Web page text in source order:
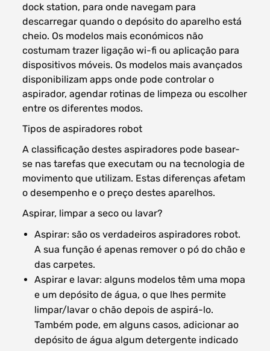
dock station, para onde navegam para
descarregar quando o depósito do aparelho está
cheio. Os modelos mais económicos não
costumam trazer ligação wi-fi ou aplicação para
dispositivos móveis. Os modelos mais avançados
disponibilizam apps onde pode controlar o
aspirador, agendar rotinas de limpeza ou escolher
entre os diferentes modos.
Tipos de aspiradores robot
A classificação destes aspiradores pode basear-
se nas tarefas que executam ou na tecnologia de
movimento que utilizam. Estas diferenças afetam
o desempenho e o preço destes aparelhos.
Aspirar, limpar a seco ou lavar?
Aspirar: são os verdadeiros aspiradores robot.
A sua função é apenas remover o pó do chão e
das carpetes.
Aspirar e lavar: alguns modelos têm uma mopa
e um depósito de água, o que lhes permite
limpar/lavar o chão depois de aspirá-lo.
Também pode, em alguns casos, adicionar ao
depósito de água algum detergente indicado